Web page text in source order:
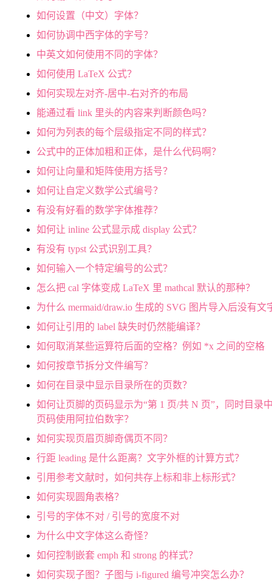
如何设置（中文）字体？
如何协调中西字体的字号？
中英文如何使用不同的字体？
如何使用 LaTeX 公式？
如何实现左对齐-居中-右对齐的布局
能通过看 link 里头的内容来判断颜色吗？
如何为列表的每个层级指定不同的样式？
公式中的正体加粗和正体，是什么代码啊？
如何让向量和矩阵使用方括号？
如何让自定义数学公式编号？
有没有好看的数学字体推荐？
如何让 inline 公式显示成 display 公式？
有没有 typst 公式识别工具？
如何输入一个特定编号的公式？
怎么把 cal 字体变成 LaTeX 里 mathcal 默认的那种？
为什么 mermaid/draw.io 生成的 SVG 图片导入后没有文
如何让引用的 label 缺失时仍然能编译？
如何取消某些运算符后面的空格？例如 *x 之间的空格
如何按章节拆分文件编写？
如何在目录中显示目录所在的页数？
如何让页脚的页码显示为“第 1 页/共 N 页”，同时目录
页码使用阿拉伯数字？
如何实现页眉页脚奇偶页不同？
行距 leading 是什么距离？文字外框的计算方式？
引用参考文献时，如何共存上标和非上标形式？
如何实现圆角表格？
引号的字体不对 / 引号的宽度不对
为什么中文字体这么奇怪？
如何控制嵌套 emph 和 strong 的样式？
如何实现子图？子图与 i-figured 编号冲突怎么办？